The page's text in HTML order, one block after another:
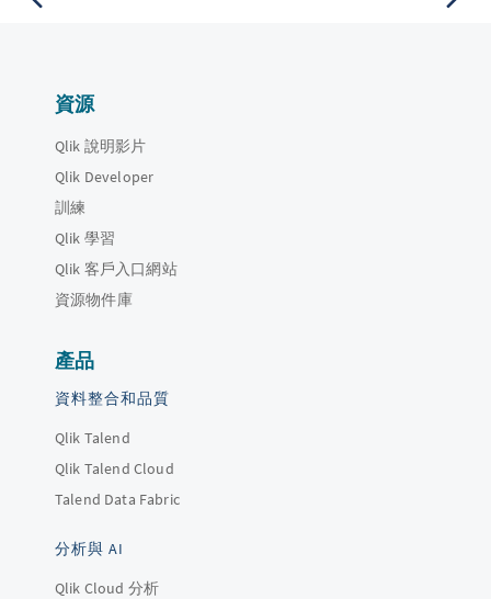
資源
Qlik 說明影片
Qlik Developer
訓練
Qlik 學習
Qlik 客戶入口網站
資源物件庫
產品
資料整合和品質
Qlik Talend
Qlik Talend Cloud
Talend Data Fabric
分析與 AI
Qlik Cloud 分析